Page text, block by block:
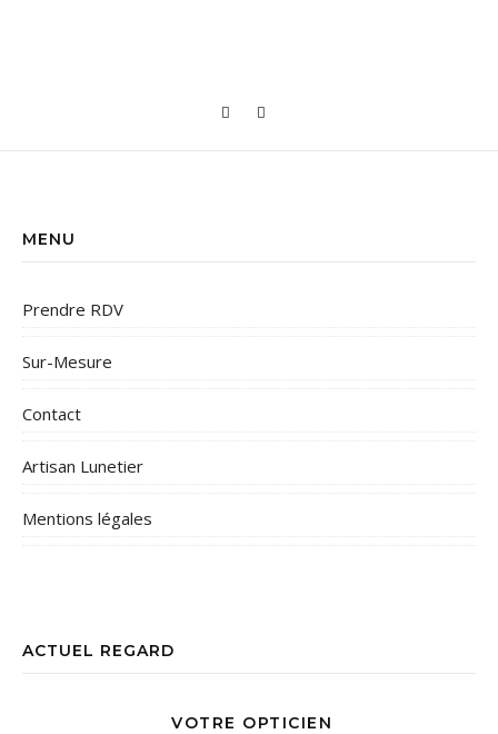
MENU
Prendre RDV
Sur-Mesure
Contact
Artisan Lunetier
Mentions légales
ACTUEL REGARD
VOTRE OPTICIEN